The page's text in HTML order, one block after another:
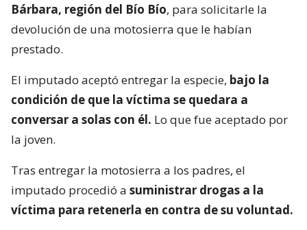
Bárbara, región del Bío Bío, para solicitarle la
devolución de una motosierra que le habían
prestado.
El imputado aceptó entregar la especie, bajo la
condición de que la víctima se quedara a
conversar a solas con él. Lo que fue aceptado por
la joven.
Tras entregar la motosierra a los padres, el
imputado procedió a suministrar drogas a la
víctima para retenerla en contra de su voluntad.